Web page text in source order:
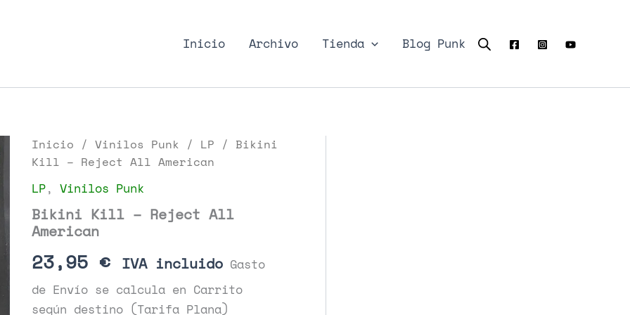
Inicio Archivo Tienda Blog Punk
Inicio / Vinilos Punk / LP / Bikini
Kill – Reject All American
LP, Vinilos Punk
Bikini Kill – Reject All
American
23,95 € IVA incluido Gasto
de Envío se calcula en Carrito
según destino (Tarifa Plana)